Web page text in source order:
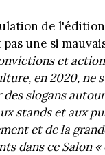
de l'édition
une si
et
en 2020, ne
slogans
stands et aux
et de la
dans ce Salon